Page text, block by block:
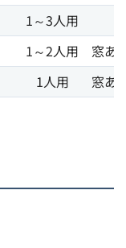
1～3人用
1～2人用
窓あ
1人用 窓あ